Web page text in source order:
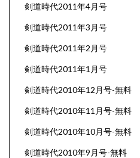
剣道時代2011年4月号
剣道時代2011年3月号
剣道時代2011年2月号
剣道時代2011年1月号
剣道時代2010年12月号-無料
剣道時代2010年11月号-無料
剣道時代2010年10月号-無料
剣道時代2010年9月号-無料